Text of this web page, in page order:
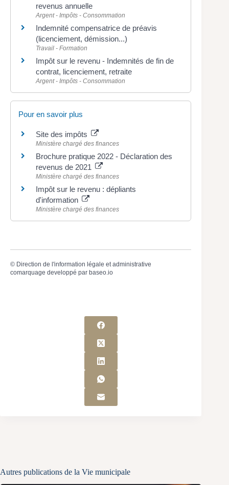
revenus annuelle
Argent - Impôts - Consommation
Indemnité compensatrice de préavis
(licenciement, démission...)
Travail - Formation
Impôt sur le revenu - Indemnités de fin de
contrat, licenciement, retraite
Argent - Impôts - Consommation
Pour en savoir plus
Site des impôts
Ministère chargé des finances
Brochure pratique 2022 - Déclaration des
revenus de 2021
Ministère chargé des finances
Impôt sur le revenu : dépliants
d'information
Ministère chargé des finances
© Direction de l'information légale et administrative
comarquage developpé par baseo.io
Autres publications de la Vie municipale